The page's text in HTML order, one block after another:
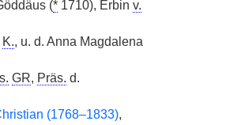
(*1710), Erbin v.
K., u. d. Anna Magdalena
GR, Präs. d.
(1768–1833),